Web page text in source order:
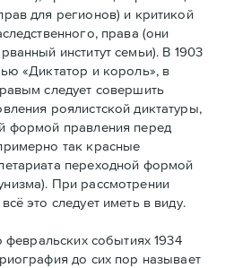
для регионов) и критикой
права (они
институт семьи). В 1903
«Диктатор и король», в
следует совершить
роялистской диктатуры,
формой правления перед
так красные
переходной формой
При рассмотрении
это следует иметь в виду.
событиях 1934
до сих пор называет